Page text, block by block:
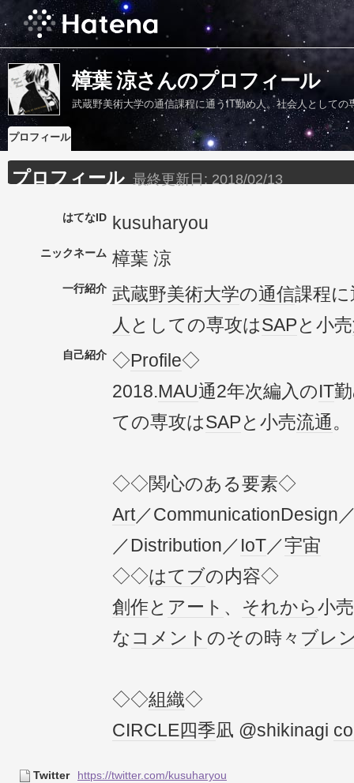
樟葉 涼さんのプロフィール
武蔵野美術大学の通信課程に通うIT勤め人。社会人としての
プロフィール
プロフィール 最終更新日: 2018/02/13
はてなID kusuharyou
ニックネーム 樟葉 涼
一行紹介 武蔵野美術大学の通信課程
人 としての専攻はSAPと小売
自己紹介 ◇Profile◇
2018.MAU通2年次編入のIT
ての専攻はSAPと小売流通。
◇◇関心のある要素◇
Art／CommunicationDesign
／Distribution／IoT／宇宙
◇◇はてブの内容◇
創作と アート 、 それから小売
な コメント のその時々 ブレ
◇◇組織◇
CIRCLE四季凪 @shikinagi
Twitter https://twitter.com/kusuharyou